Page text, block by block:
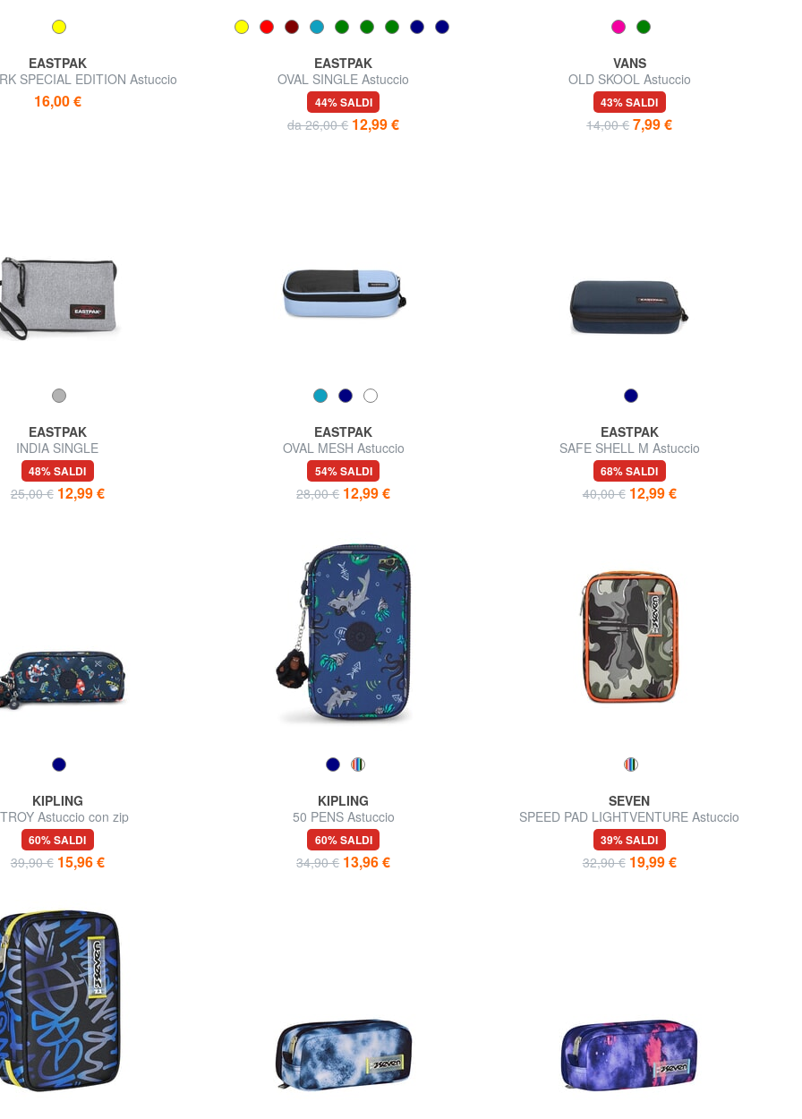
EASTPAK
SPECIAL EDITION Astuccio
16,00 €
EASTPAK
OVAL SINGLE Astuccio
44% SALDI
da 26,00 € 12,99 €
VANS
OLD SKOOL Astuccio
43% SALDI
14,00 € 7,99 €
EASTPAK
INDIA SINGLE
48% SALDI
25,00 € 12,99 €
EASTPAK
OVAL MESH Astuccio
54% SALDI
28,00 € 12,99 €
EASTPAK
SAFE SHELL M Astuccio
68% SALDI
40,00 € 12,99 €
KIPLING
Astuccio con zip
60% SALDI
39,90 € 15,96 €
KIPLING
50 PENS Astuccio
60% SALDI
34,90 € 13,96 €
SEVEN
SPEED PAD LIGHTVENTURE Astuccio
completo di kit scuola
39% SALDI
32,90 € 19,99 €